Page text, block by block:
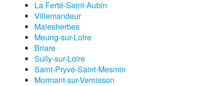
La Ferté-Saint-Aubin
Villemandeur
Malesherbes
Meung-sur-Loire
Briare
Sully-sur-Loire
Saint-Pryvé-Saint-Mesmin
Mormant-sur-Vernisson